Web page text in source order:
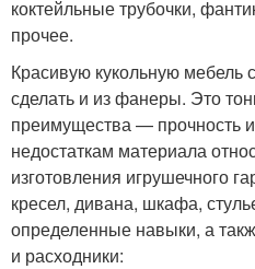
коктейльные трубочки,
прочее.
Красивую кукольную
сделать и из фанеры. Это
преимущества — прочность
недостаткам материала
изготовления игрушечного
кресел, дивана, шкафа,
определенные навыки, а
и расходники: